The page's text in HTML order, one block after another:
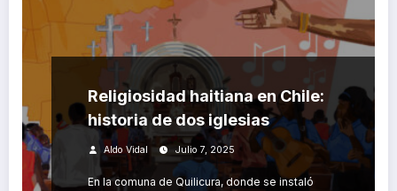
Religiosidad haitiana en Chile:
historia de dos iglesias
Aldo Vidal Julio 7, 2025
En la comuna de Quilicura, donde se instaló